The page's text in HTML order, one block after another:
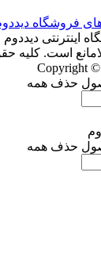
اینترنتی
است. کلیه
Copyright
حذف همه
حذف همه